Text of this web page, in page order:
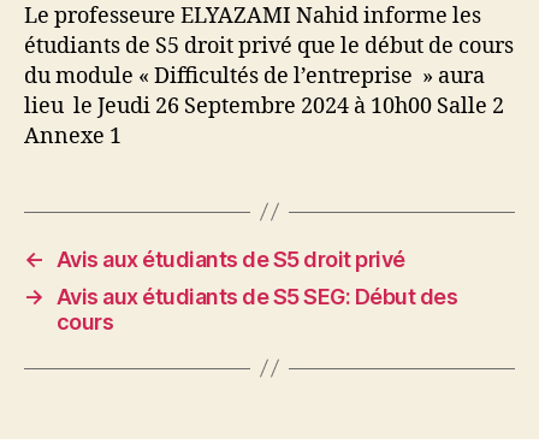
Le professeure ELYAZAMI Nahid informe les
étudiants de S5 droit privé que le début de cours
du module « Difficultés de l’entreprise » aura
lieu le Jeudi 26 Septembre 2024 à 10h00 Salle 2
Annexe 1
←
Avis aux étudiants de S5 droit privé
→
Avis aux étudiants de S5 SEG: Début des
cours